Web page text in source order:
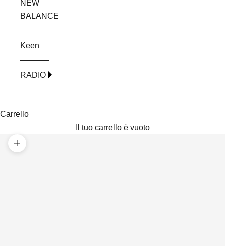
NEW
BALANCE
Keen
RADIO
Carrello
Il tuo carrello è vuoto
Ingrandisci immagine